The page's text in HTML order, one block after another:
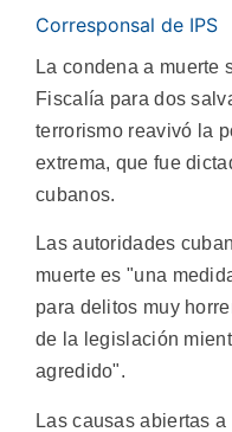
Corresponsal de IPS
La condena a muerte
Fiscalía para dos
terrorismo reavivó la
extrema, que fue
cubanos.
Las autoridades
muerte es "una
para delitos muy
de la legislación
agredido".
Las causas abiertas